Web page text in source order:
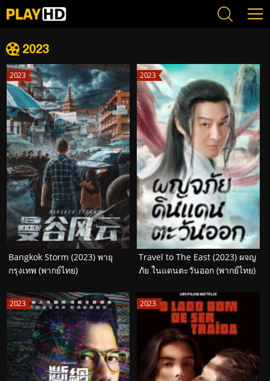
2023
2023
Bangkok Storm (2023) พายุ
กรุงเทพ (พากย์ไทย)
2023
Travel to The East (2023) ผจญ
ภัย ในแดนตะวันออก (พากย์ไทย)
2023 2023